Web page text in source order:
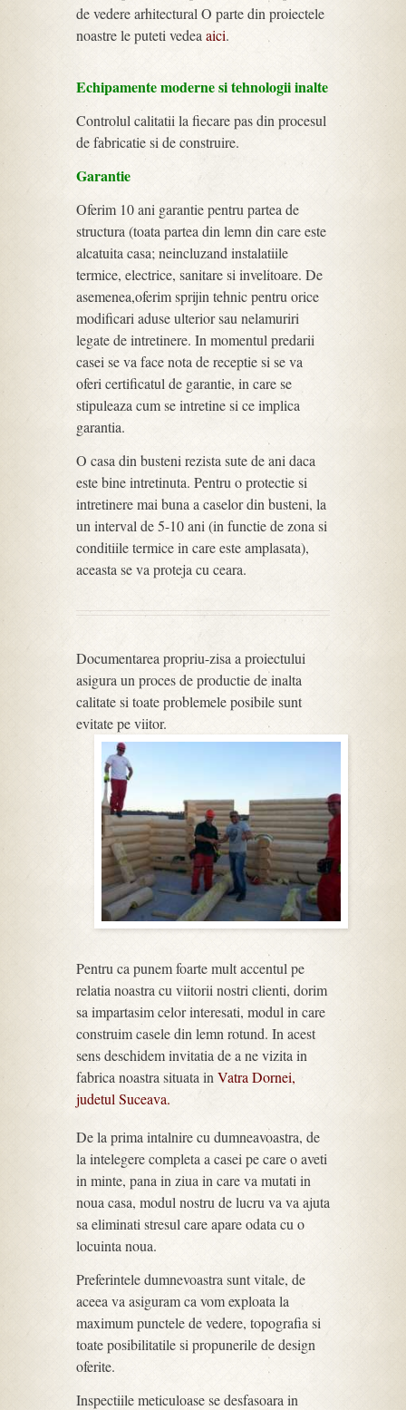
de vedere arhitectural O parte din proiectele
noastre le puteti vedea aici.
Echipamente moderne si tehnologii inalte
Controlul calitatii la fiecare pas din procesul
de fabricatie si de construire.
Garantie
Oferim 10 ani garantie pentru partea de
structura (toata partea din lemn din care este
alcatuita casa; neincluzand instalatiile
termice, electrice, sanitare si invelitoare. De
asemenea,oferim sprijin tehnic pentru orice
modificari aduse ulterior sau nelamuriri
legate de intretinere. In momentul predarii
casei se va face nota de receptie si se va
oferi certificatul de garantie, in care se
stipuleaza cum se intretine si ce implica
garantia.
O casa din busteni rezista sute de ani daca
este bine intretinuta. Pentru o protectie si
intretinere mai buna a caselor din busteni, la
un interval de 5-10 ani (in functie de zona si
conditiile termice in care este amplasata),
aceasta se va proteja cu ceara.
Documentarea propriu-zisa a proiectului
asigura un proces de productie de inalta
calitate si toate problemele posibile sunt
evitate pe viitor.
Pentru ca punem foarte mult accentul pe
relatia noastra cu viitorii nostri clienti, dorim
sa impartasim celor interesati, modul in care
construim casele din lemn rotund. In acest
sens deschidem invitatia de a ne vizita in
fabrica noastra situata in Vatra Dornei,
judetul Suceava.
De la prima intalnire cu dumneavoastra, de
la intelegere completa a casei pe care o aveti
in minte, pana in ziua in care va mutati in
noua casa, modul nostru de lucru va va ajuta
sa eliminati stresul care apare odata cu o
locuinta noua.
Preferintele dumnevoastra sunt vitale, de
aceea va asiguram ca vom exploata la
maximum punctele de vedere, topografia si
toate posibilitatile si propunerile de design
oferite.
Inspectiile meticuloase se desfasoara in